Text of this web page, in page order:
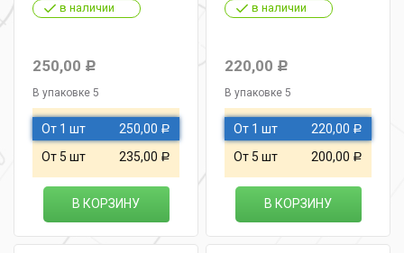
в наличии
250,00 Р
В упаковке 5
От 1 шт 250,00 Р
От 5 шт 235,00 Р
В КОРЗИНУ
в наличии
220,00 Р
В упаковке 5
От 1 шт 220,00 Р
От 5 шт 200,00 Р
В КОРЗИНУ